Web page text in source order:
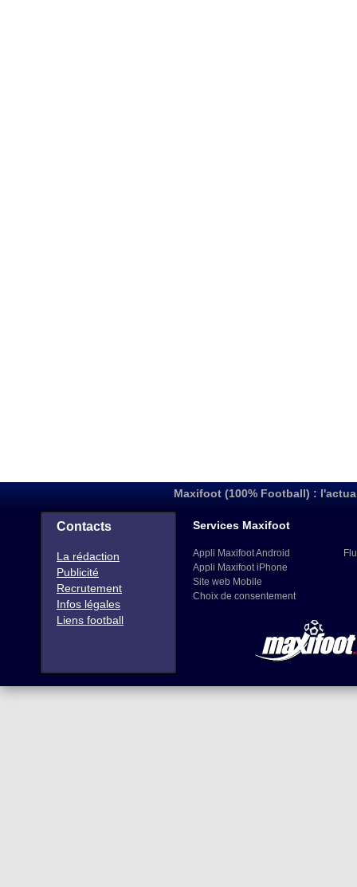
Maxifoot (100% Football) :
Contacts
La rédaction
Publicité
Recrutement
Infos légales
Liens football
Services Maxifoot
Appli Maxifoot Android
Appli Maxifoot iPhone
Site web Mobile
Choix de consentement